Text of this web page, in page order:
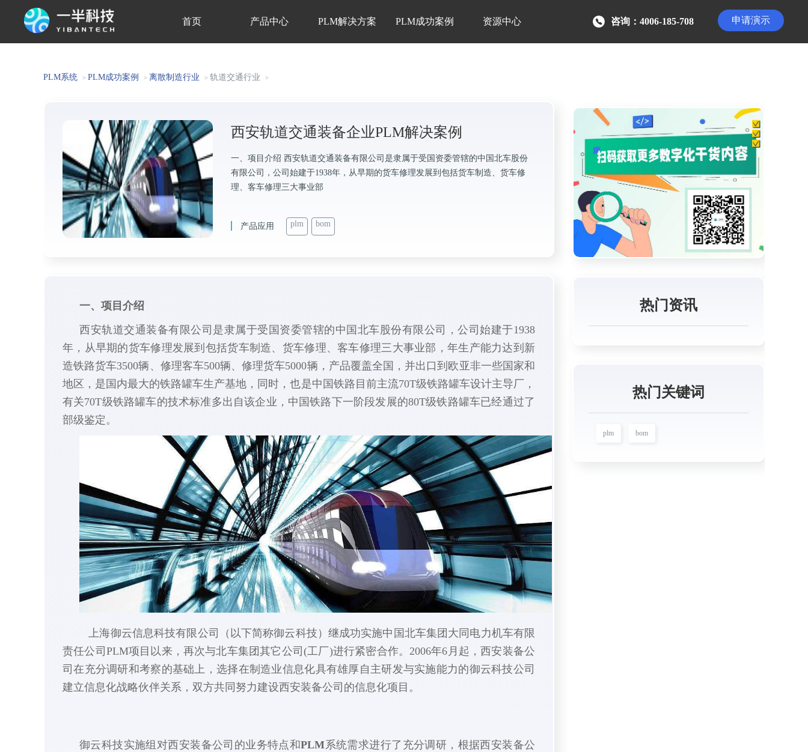
首页 产品中心 PLM解决方案 PLM成功案例 资源中心 申请演示
咨询：4006-185-708
PLM系统 > PLM成功案例 > 离散制造行业 > 轨道交通行业 >
西安轨道交通装备企业PLM解决案例
一、项目介绍 西安轨道交通装备有限公司是隶属于受国资委管辖的中国北车股份
有限公司，公司始建于1938年，从早期的货车修理发展到包括货车制造、货车修
理、客车修理三大事业部
产品应用 plm bom
一、项目介绍
西安轨道交通装备有限公司是隶属于受国资委管辖的中国北车股份有限公司，公司始建于1938
年，从早期的货车修理发展到包括货车制造、货车修理、客车修理三大事业部，年生产能力达到新
造铁路货车3500辆、修理客车500辆、修理货车5000辆，产品覆盖全国，并出口到欧亚非一些国家和
地区，是国内最大的铁路罐车生产基地，同时，也是中国铁路目前主流70T级铁路罐车设计主导厂，
有关70T级铁路罐车的技术标准多出自该企业，中国铁路下一阶段发展的80T级铁路罐车已经通过了
部级鉴定。
上海御云信息科技有限公司（以下简称御云科技 ）继成功实施中国北车集团大同电力机车有限
责任公司PLM项目以来，再次与北车集团其它公司(工厂)进行紧密合作。2006年6月起，西安装备公
司在充分调研和考察的基础上，选择在制造业信息化具有雄厚自主研发与实施能力的御云科技公司
建立信息化战略伙伴关系，双方共同努力建设西安装备公司的信息化项目。
御云科技实施组对西安装备公司的业务特点和PLM系统需求进行了充分调研，根据西安装备公
热门资讯
热门关键词
plm bom